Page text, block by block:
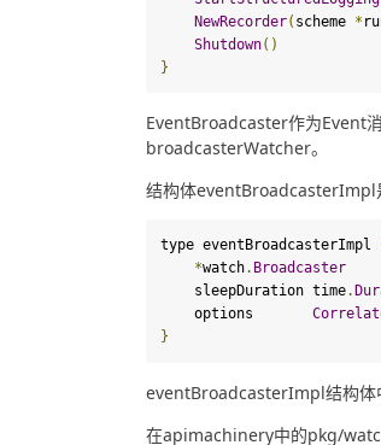
NewRecorder( scheme *
Shutdown()
}
EventBroadcaster作为Event
broadcasterWatcher。
结构体eventBroadcasterImpl
type eventBroadcasterImpl
*watch. Broadcaster
    sleepDuration time
.
    options
}
eventBroadcasterImpl结构体
在apimachinery中的pkg/